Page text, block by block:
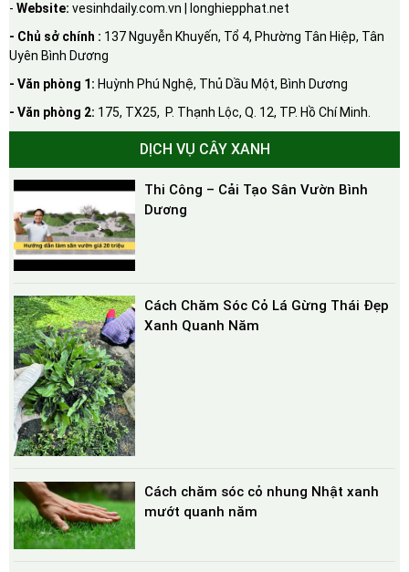
- Website: vesinhdaily.com.vn | longhiepphat.net
- Chủ sở chính : 137 Nguyễn Khuyến, Tổ 4, Phường Tân Hiệp, Tân
Uyên Bình Dương
- Văn phòng 1: Huỳnh Phú Nghệ, Thủ Dầu Một, Bình Dương
- Văn phòng 2: 175, TX25, P. Thạnh Lộc, Q. 12, TP. Hồ Chí Minh.
DỊCH VỤ CÂY XANH
Thi Công – Cải Tạo Sân Vườn Bình
Dương
Cách Chăm Sóc Cỏ Lá Gừng Thái Đẹp
Xanh Quanh Năm
Cách chăm sóc cỏ nhung Nhật xanh
mướt quanh năm